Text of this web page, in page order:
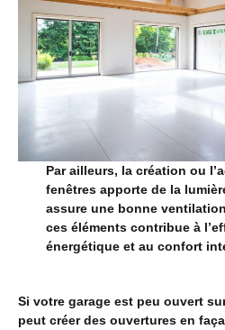
Par ailleurs, la création ou
fenêtres apporte de la
assure une bonne
ces éléments contribue à
énergétique et au confort
Si votre garage est peu ouvert
peut créer des ouvertures en